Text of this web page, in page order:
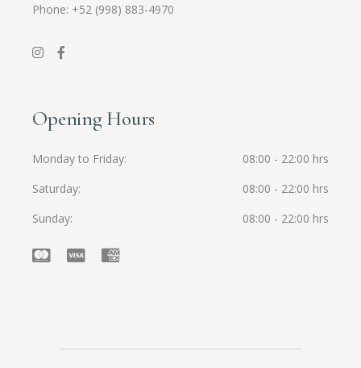
Phone: +52 (998) 883-4970
Opening Hours
Monday to Friday
08:00 - 22:00 hrs
Saturday
08:00 - 22:00 hrs
Sunday
08:00 - 22:00 hrs